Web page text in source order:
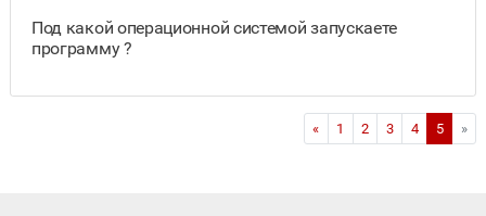
Под какой операционной системой запускаете
программу ?
« 1 2 3 4 5 »